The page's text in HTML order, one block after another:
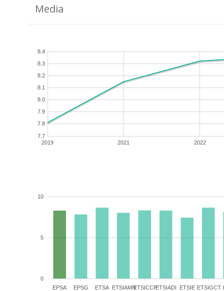
Media
2019 2021 2022
7.7
7.8
7.9
8.0
8.1
8.2
8.3
8.4
EPSA EPSG ETSA ETSIAMNETSICCPETSIADI ETSIE ETSIGCT
0
5
10